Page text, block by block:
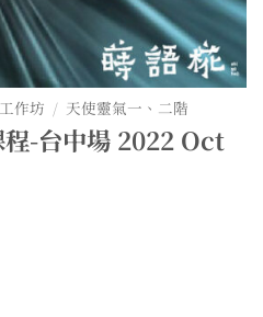
作坊 / 天使靈氣一、二階
-台中場 2022 Oct